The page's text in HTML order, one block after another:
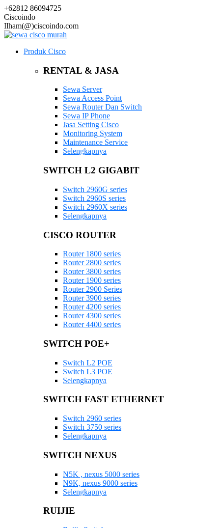
+62812 86094725
Ciscoindo
Ilham(@)ciscoindo.com
Produk Cisco
RENTAL & JASA
Sewa Server
Sewa Access Point
Sewa Router Dan Switch
Sewa IP Phone
Jasa Setting Cisco
Monitoring System
Maintenance Service
Selengkapnya
SWITCH L2 GIGABIT
Switch 2960G series
Switch 2960S series
Switch 2960X series
Selengkapnya
CISCO ROUTER
Router 1800 series
Router 2800 series
Router 3800 series
Router 1900 series
Router 2900 Series
Router 3900 series
Router 4200 series
Router 4300 series
Router 4400 series
SWITCH POE+
Switch L2 POE
Switch L3 POE
Selengkapnya
SWITCH FAST ETHERNET
Switch 2960 series
Switch 3750 series
Selengkapnya
SWITCH NEXUS
N5K , nexus 5000 series
N9K, nexus 9000 series
Selengkapnya
RUIJIE